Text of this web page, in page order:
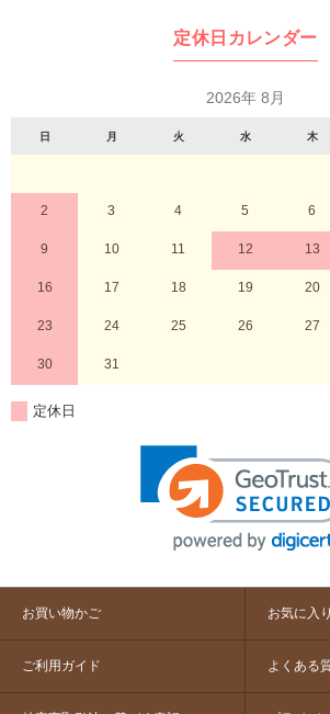
定休日カレンダー
2026年 8月
日 月 火 水 木
2 3 4 5 6
9 10 11 12 13
16 17 18 19 20
23 24 25 26 27
30 31
定休日
お買い物かご お気に入り
ご利用ガイド よくある